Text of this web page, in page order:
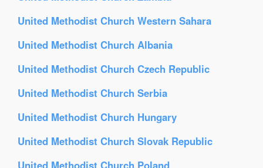
United Methodist Church Western Sahara
United Methodist Church Albania
United Methodist Church Czech Republic
United Methodist Church Serbia
United Methodist Church Hungary
United Methodist Church Slovak Republic
United Methodist Church Poland